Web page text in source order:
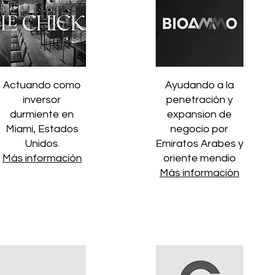
Actuando como
inversor
durmiente en
Miami, Estados
Unidos.
Más información
Ayudando a la
penetración y
expansion de
negocio por
Emiratos Arabes y
oriente mendio
Más información